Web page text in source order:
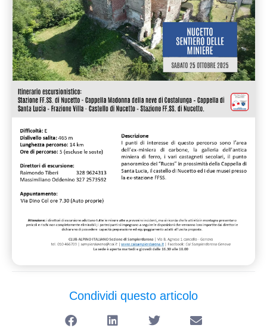
Condividi questo articolo